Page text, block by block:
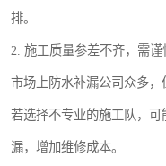
排。
2. 施工质量参差不齐，需
市场上防水补漏公司众多，
若选择不专业的施工队，
漏，增加维修成本。